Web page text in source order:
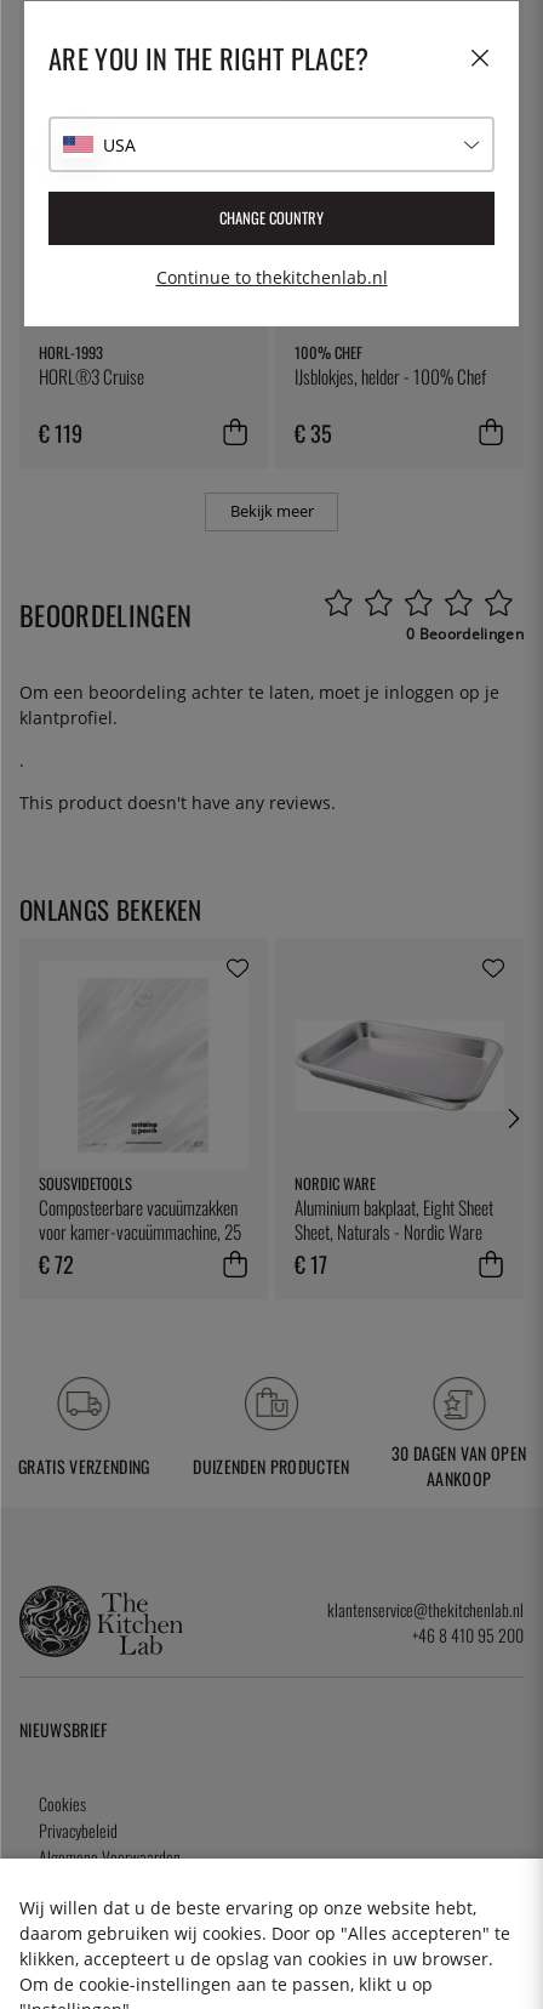
€ 7 € 53
HORL-1993
HORL®3 Cruise
€ 119
100% CHEF
IJsblokjes, helder - 100% Chef
€ 35
Bekijk meer
BEOORDELINGEN 0 Beoordelingen
Om een beoordeling achter te laten, moet je inloggen op je
klantprofiel.
.
This product doesn't have any reviews.
ONLANGS BEKEKEN
SOUSVIDETOOLS
Composteerbare vacuümzakken
voor kamer-vacuümmachine, 25
x 25 cm, 200 stuks -
SousVideTools
€ 72
NORDIC WARE
Aluminium bakplaat, Eight Sheet
Sheet, Naturals - Nordic Ware
€ 17
GRATIS VERZENDING DUIZENDEN PRODUCTEN
30 DAGEN VAN OPEN
AANKOOP
klantenservice@thekitchenlab.nl
+46 8 410 95 200
NIEUWSBRIEF
Cookies
Privacybeleid
Algemene Voorwaarden
2026 KitchenLab AB
Wij willen dat u de beste ervaring op onze website hebt,
daarom gebruiken wij cookies. Door op "Alles accepteren" te
klikken, accepteert u de opslag van cookies in uw browser.
Om de cookie-instellingen aan te passen, klikt u op
ARE YOU IN THE RIGHT PLACE?
USA
CHANGE COUNTRY
Continue to thekitchenlab.nl